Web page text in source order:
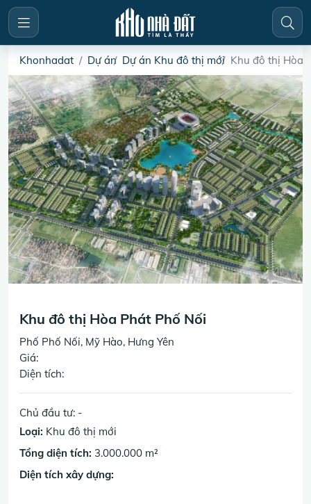
Khonhadat Dự án Dự án Khu đô thị mới Khu đô thị Hòa
Khu đô thị Hòa Phát Phố Nối
Phố Phố Nối, Mỹ Hào, Hưng Yên
Giá:
Diện tích:
Chủ đầu tư: -
Loại: Khu đô thị mới
Tổng diện tích: 3.000.000 m²
Diện tích xây dựng: